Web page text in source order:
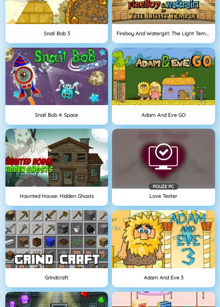
Snail Bob 3 Fireboy And Watergirl: The Light Temple
Snail Bob 4: Space Adam And Eve GO
Haunted House: Hidden Ghosts
POUZE PC
Love Tester
Grindcraft Adam And Eve 3